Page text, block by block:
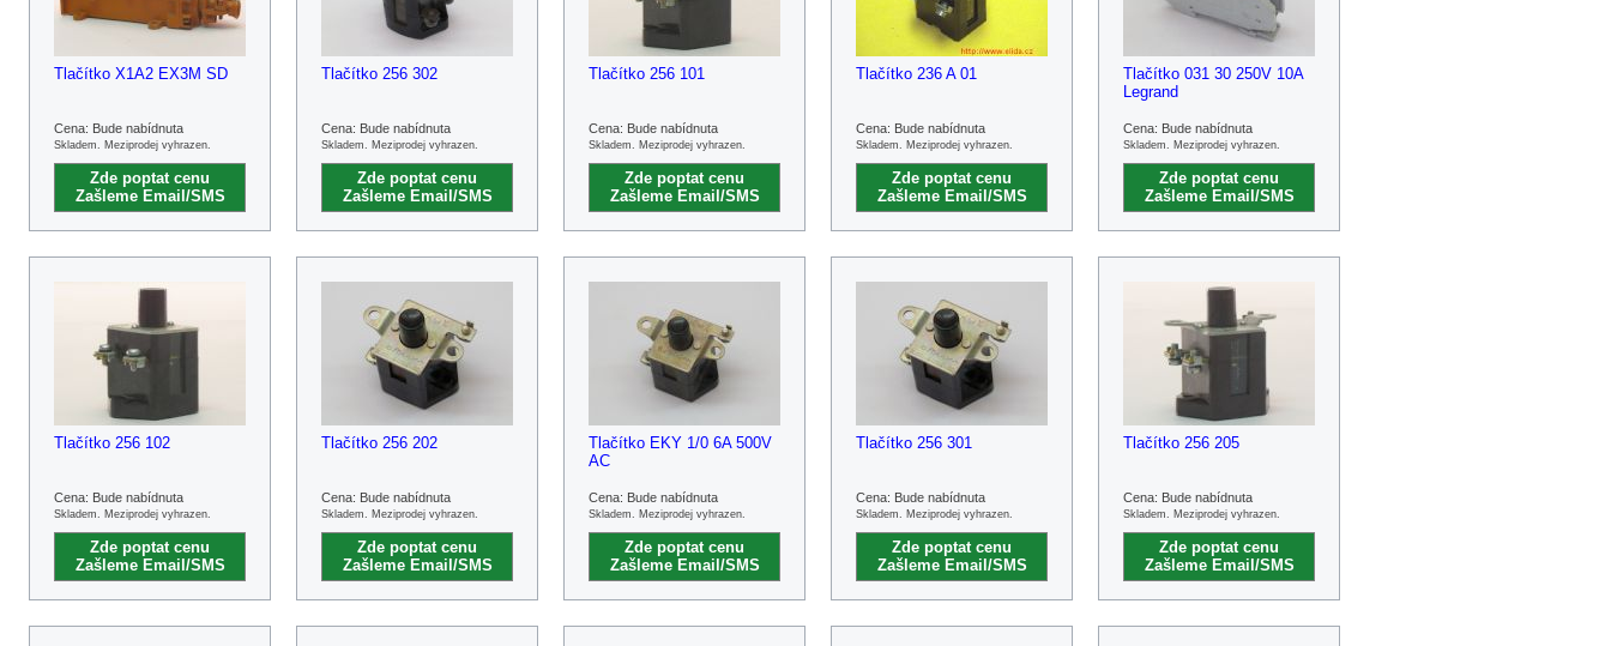
Tlačítko X1A2 EX3M SD
Cena: Bude nabídnuta
Skladem. Meziprodej vyhrazen.
Zde poptat cenu
Zašleme Email/SMS
Tlačítko 256 302
Cena: Bude nabídnuta
Skladem. Meziprodej vyhrazen.
Zde poptat cenu
Zašleme Email/SMS
Tlačítko 256 101
Cena: Bude nabídnuta
Skladem. Meziprodej vyhrazen.
Zde poptat cenu
Zašleme Email/SMS
Tlačítko 236 A 01
Cena: Bude nabídnuta
Skladem. Meziprodej vyhrazen.
Zde poptat cenu
Zašleme Email/SMS
Tlačítko 031 30 250V 10A
Legrand
Cena: Bude nabídnuta
Skladem. Meziprodej vyhrazen.
Zde poptat cenu
Zašleme Email/SMS
Tlačítko 256 102
Cena: Bude nabídnuta
Skladem. Meziprodej vyhrazen.
Zde poptat cenu
Zašleme Email/SMS
Tlačítko 256 202
Cena: Bude nabídnuta
Skladem. Meziprodej vyhrazen.
Zde poptat cenu
Zašleme Email/SMS
Tlačítko EKY 1/0 6A 500V
AC
Cena: Bude nabídnuta
Skladem. Meziprodej vyhrazen.
Zde poptat cenu
Zašleme Email/SMS
Tlačítko 256 301
Cena: Bude nabídnuta
Skladem. Meziprodej vyhrazen.
Zde poptat cenu
Zašleme Email/SMS
Tlačítko 256 205
Cena: Bude nabídnuta
Skladem. Meziprodej vyhrazen.
Zde poptat cenu
Zašleme Email/SMS